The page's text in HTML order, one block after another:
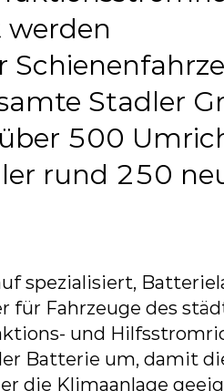
Stadler
500
rund 250
spezialisiert,
für Fahrzeuge des
und
Batterie um, damit
die Klimaanlage